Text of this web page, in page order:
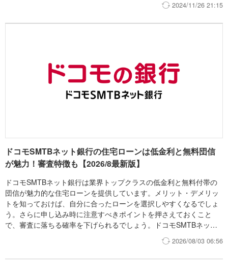
ーンを申し込む際の比較検討の重要性は、これまで以上に増してい
と、固定金利よりも低金利である変動金利を利用する方が金利総額
上は有利であると考えています。しかしながら、住宅ローンは長期
高額の借り入れであるため、金利上昇リスクを回避するために固定
金利を選ぶのも一計でしょう。
2024/11/26 21:15
ドコモSMTBネット銀行の住宅ローンは低金利と無料団信
が魅力！審査特徴も【2026/8最新版】
ドコモSMTBネット銀行は業界トップクラスの低金利と無料付帯の
団信が魅力的な住宅ローンを提供しています。メリット・デメリッ
トを知っておけば、自分に合ったローンを選択しやすくなるでしょ
う。さらに申し込み時に注意すべきポイントを押さえておくこと
で、審査に落ちる確率を下げられるでしょう。ドコモSMTBネット
銀行住宅ローンの特徴やメリット・デメリット、審査のポイントを
2026/08/03 06:56